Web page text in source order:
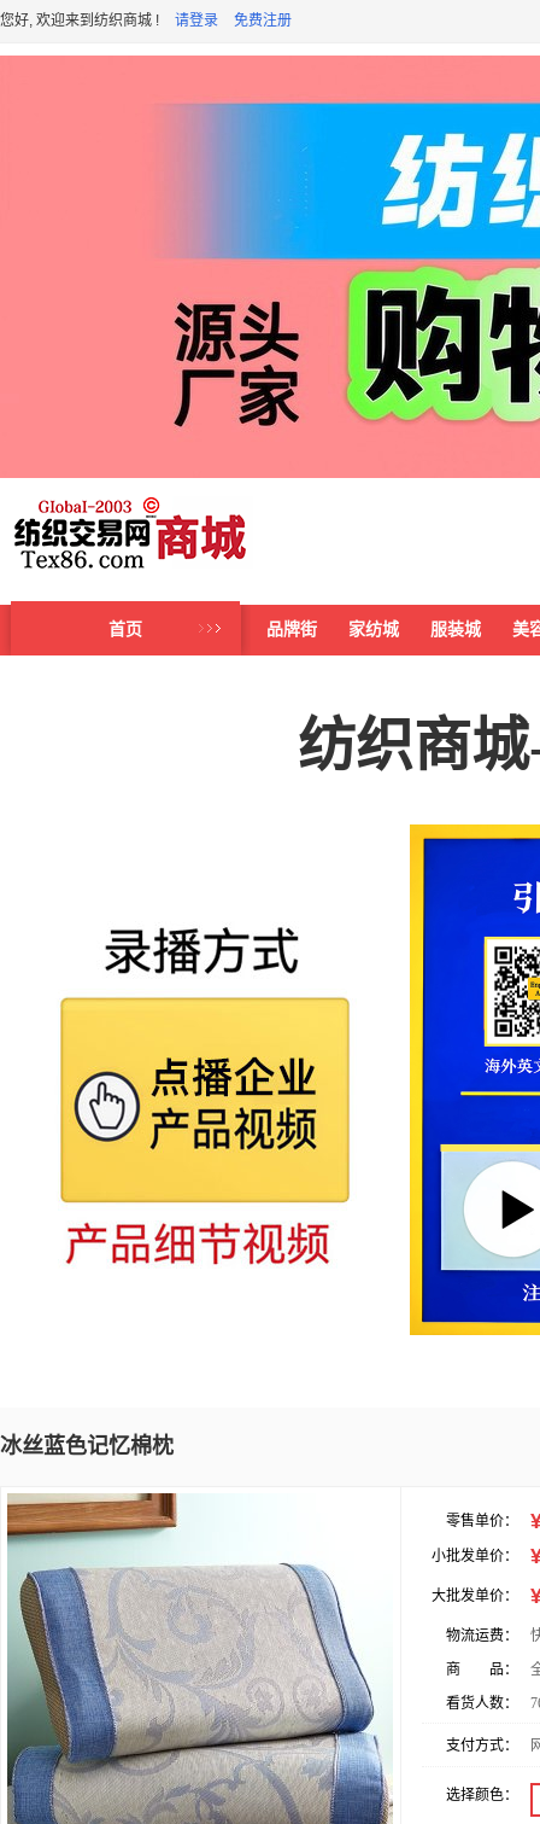
您好, 欢迎来到纺织商城 ! 请登录 免费注册
首页 品牌街 家纺城 服装城 美
纺织商
冰丝蓝色记忆棉枕
零售单价：
小批发单价：
大批发单价：
物流运费：
商 品：
看货人数：
支付方式：
选择颜色：